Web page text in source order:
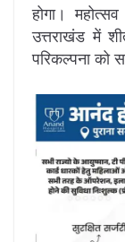
होगा।
उत्तराखंड में
परिकल्पना को